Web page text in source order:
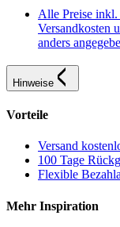
Alle Preise inkl.
Versandkosten
anders
Hinweise
Vorteile
Versand
100 Tage
Flexible
Mehr Inspiration